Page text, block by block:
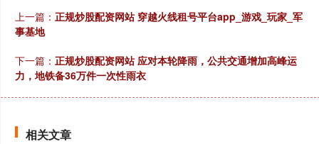
上一篇： 正规炒股配资网站 穿越火线租号平台app_游戏_玩家_军
事基地
下一篇： 正规炒股配资网站 应对本轮降雨，公共交通增加高峰运
力，地铁备36万件一次性雨衣
相关文章